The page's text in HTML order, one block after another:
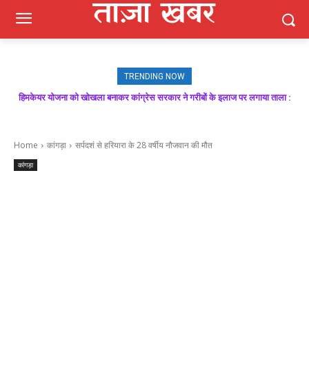
TRENDING NOW
मजबूत बूथ ही भाजपा की जीत की गारंटी, आगामी विधानसभा चुनाव में बूथ प्रबंधन निभाएगा
Home कांगड़ा सर्पदशं से हरियारा के 28 वर्षीय नौजवान की मौत
कांगड़ा